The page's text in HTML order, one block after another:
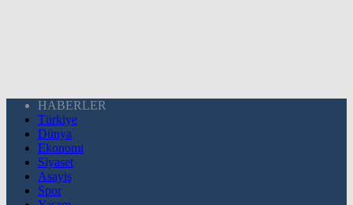
HABERLER
Türkiye
Dünya
Ekonomi
Siyaset
Asayiş
Spor